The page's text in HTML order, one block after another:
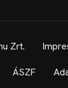
Zrt.
ÁSZF